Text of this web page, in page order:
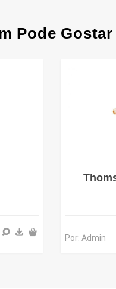
Pode Gostar
Por: Admin